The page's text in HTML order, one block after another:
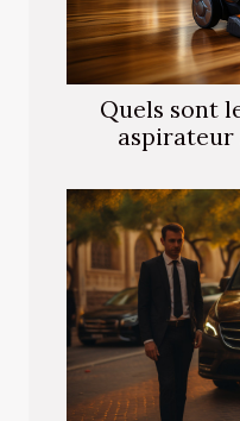
Quels sont
aspirateur